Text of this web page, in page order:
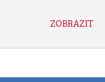
ZOBRAZIT